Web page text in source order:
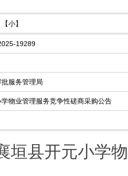
【小】
19289
服务管理局
物业管理服务竞争性磋商采购公告
垣县开元小学